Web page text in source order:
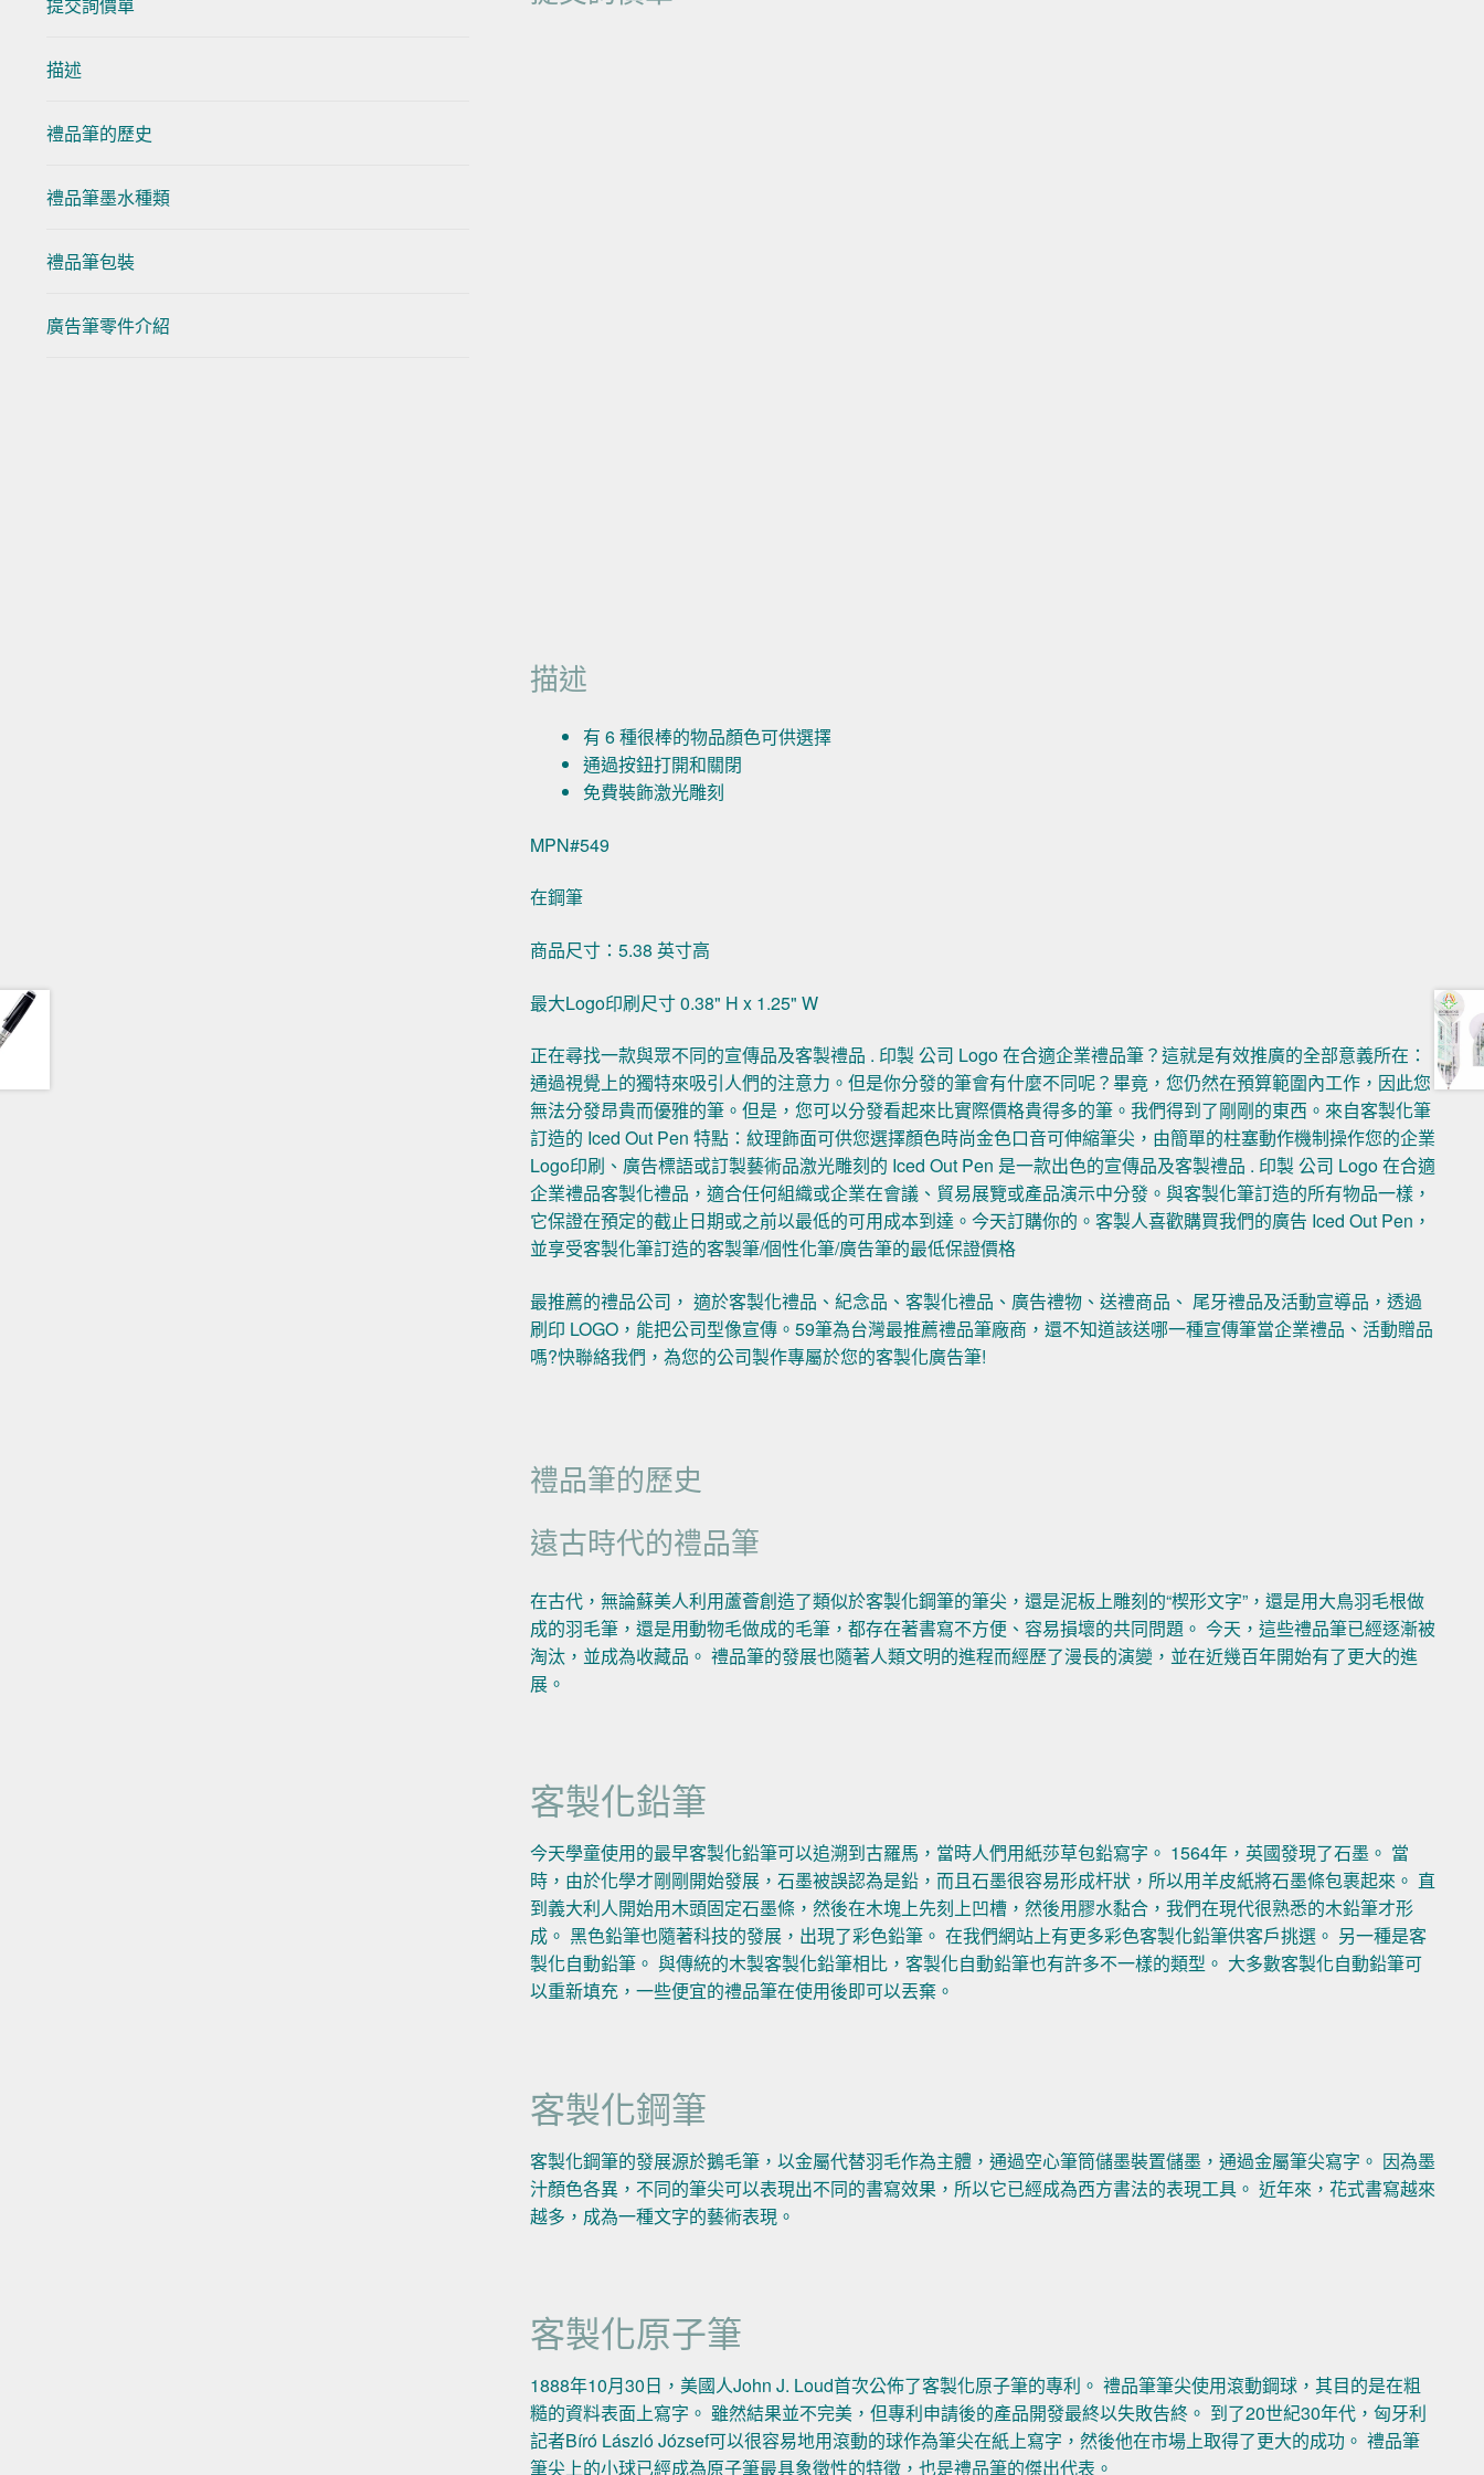
描述
禮品筆的歷史
禮品筆墨水種類
禮品筆包裝
廣告筆零件介紹
描述
有 6 種很棒的物品顏色可供選擇
通過按鈕打開和關閉
免費裝飾激光雕刻
MPN#549
在鋼筆
商品尺寸：5.38 英寸高
最大Logo印刷尺寸 0.38" H x 1.25" W
正在尋找一款與眾不同的宣傳品及客製禮品 . 印製 公司 Logo 在合適企業禮品筆？這就是有效推廣的全部意義所在：
通過視覺上的獨特來吸引人們的注意力。但是你分發的筆會有什麼不同呢？畢竟，您仍然在預算範圍內工作，因此您
無法分發昂貴而優雅的筆。但是，您可以分發看起來比實際價格貴得多的筆。我們得到了剛剛的東西。來自客製化筆
訂造的 Iced Out Pen 特點：紋理飾面可供您選擇顏色時尚金色口音可伸縮筆尖，由簡單的柱塞動作機制操作您的企業
Logo印刷、廣告標語或訂製藝術品激光雕刻的 Iced Out Pen 是一款出色的宣傳品及客製禮品 . 印製 公司 Logo 在合適
企業禮品客製化禮品，適合任何組織或企業在會議、貿易展覽或產品演示中分發。與客製化筆訂造的所有物品一樣，
它保證在預定的截止日期或之前以最低的可用成本到達。今天訂購你的。客製人喜歡購買我們的廣告 Iced Out Pen，
並享受客製化筆訂造的客製筆/個性化筆/廣告筆的最低保證價格
最推薦的禮品公司， 適於客製化禮品、紀念品、客製化禮品、廣告禮物、送禮商品、 尾牙禮品及活動宣導品，透過
刷印 LOGO，能把公司型像宣傳。59筆為台灣最推薦禮品筆廠商，還不知道該送哪一種宣傳筆當企業禮品、活動贈品
嗎?快聯絡我們，為您的公司製作專屬於您的客製化廣告筆!
禮品筆的歷史
遠古時代的禮品筆
在古代，無論蘇美人利用蘆薈創造了類似於客製化鋼筆的筆尖，還是泥板上雕刻的“楔形文字”，還是用大鳥羽毛根做
成的羽毛筆，還是用動物毛做成的毛筆，都存在著書寫不方便、容易損壞的共同問題。 今天，這些禮品筆已經逐漸被
淘汰，並成為收藏品。 禮品筆的發展也隨著人類文明的進程而經歷了漫長的演變，並在近幾百年開始有了更大的進
展。
客製化鉛筆
今天學童使用的最早客製化鉛筆可以追溯到古羅馬，當時人們用紙莎草包鉛寫字。 1564年，英國發現了石墨。 當
時，由於化學才剛剛開始發展，石墨被誤認為是鉛，而且石墨很容易形成杆狀，所以用羊皮紙將石墨條包裹起來。 直
到義大利人開始用木頭固定石墨條，然後在木塊上先刻上凹槽，然後用膠水黏合，我們在現代很熟悉的木鉛筆才形
成。 黑色鉛筆也隨著科技的發展，出現了彩色鉛筆。 在我們網站上有更多彩色客製化鉛筆供客戶挑選。 另一種是客
製化自動鉛筆。 與傳統的木製客製化鉛筆相比，客製化自動鉛筆也有許多不一樣的類型。 大多數客製化自動鉛筆可
以重新填充，一些便宜的禮品筆在使用後即可以丟棄。
客製化鋼筆
客製化鋼筆的發展源於鵝毛筆，以金屬代替羽毛作為主體，通過空心筆筒儲墨裝置儲墨，通過金屬筆尖寫字。 因為墨
汁顏色各異，不同的筆尖可以表現出不同的書寫效果，所以它已經成為西方書法的表現工具。 近年來，花式書寫越來
越多，成為一種文字的藝術表現。
客製化原子筆
1888年10月30日，美國人John J. Loud首次公佈了客製化原子筆的專利。 禮品筆筆尖使用滾動鋼球，其目的是在粗
糙的資料表面上寫字。 雖然結果並不完美，但專利申請後的產品開發最終以失敗告終。 到了20世紀30年代，匈牙利
記者Bíró László József可以很容易地用滾動的球作為筆尖在紙上寫字，然後他在市場上取得了更大的成功。 禮品筆
筆尖上的小球已經成為原子筆最具象徵性的特徵，也是禮品筆的傑出代表。